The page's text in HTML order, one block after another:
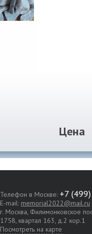
Цена
Телефон в Москве:
E-mail: memorial2022@mail.ru
г. Москва, Филимонковское
1758, квартал 163, д.2 кор.1
Посмотреть на карте